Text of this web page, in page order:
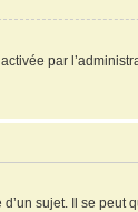
par
sujet. Il se